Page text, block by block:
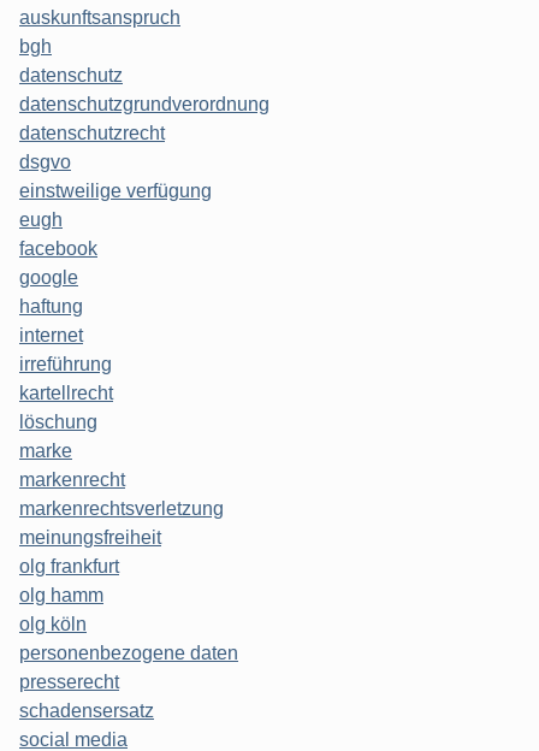
auskunftsanspruch
bgh
datenschutz
datenschutzgrundverordnung
datenschutzrecht
dsgvo
einstweilige verfügung
eugh
facebook
google
haftung
internet
irreführung
kartellrecht
löschung
marke
markenrecht
markenrechtsverletzung
meinungsfreiheit
olg frankfurt
olg hamm
olg köln
personenbezogene daten
presserecht
schadensersatz
social media